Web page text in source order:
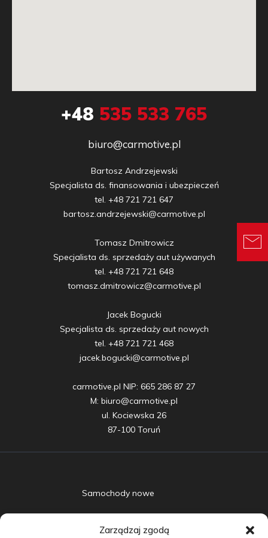
Zarządzaj zgodą
+48 535 533 765
biuro@carmotive.pl
Bartosz Andrzejewski
Specjalista ds. finansowania i ubezpieczeń
tel. +48 721 721 647
bartosz.andrzejewski@carmotive.pl
Tomasz Dmitrowicz
Specjalista ds. sprzedaży aut używanych
tel. +48 721 721 648
tomasz.dmitrowicz@carmotive.pl
Jacek Bogucki
Specjalista ds. sprzedaży aut nowych
tel. +48 721 721 468
jacek.bogucki@carmotive.pl
carmotive.pl NIP: 665 286 87 27
M: biuro@carmotive.pl
ul. Kociewska 26
87-100 Toruń
Samochody nowe
Samochody używane